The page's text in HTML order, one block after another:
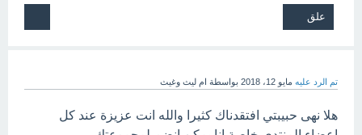
تم الرد عليه مايو 12، 2018 بواسطة ام ليث وغيث
هلا نهى حبيبتي افتقدناك كثيرا والله انت عزيزة عند كل